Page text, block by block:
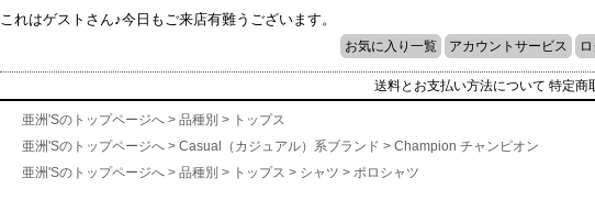
これはゲストさん♪今日もご来店有難うございます。
お気に入り一覧 アカウントサービス
送料とお支払い方法について 特定商
亜洲'Sのトップページへ > 品種別 > トップス
亜洲'Sのトップページへ > Casual（カジュアル）系ブランド > Champion チャンピオン
亜洲'Sのトップページへ > 品種別 > トップス > シャツ > ポロシャツ